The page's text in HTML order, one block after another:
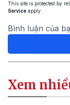
This site is protected by
Service apply.
Bình luận của
Xem